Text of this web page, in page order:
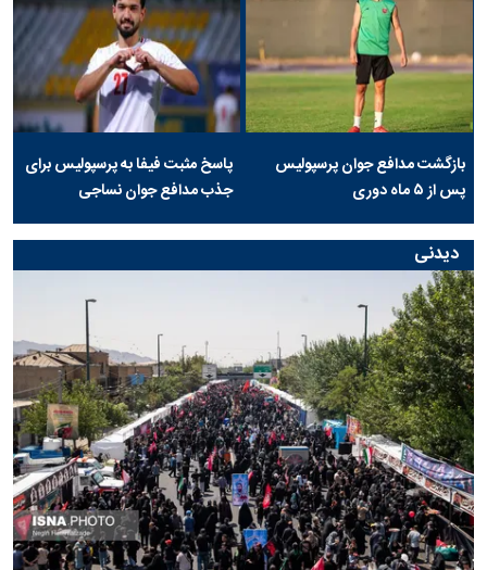
بازگشت مدافع جوان پرسپولیس
پس از ۵ ماه دوری
پاسخ مثبت فیفا به پرسپولیس برای
جذب مدافع جوان نساجی
دیدنی